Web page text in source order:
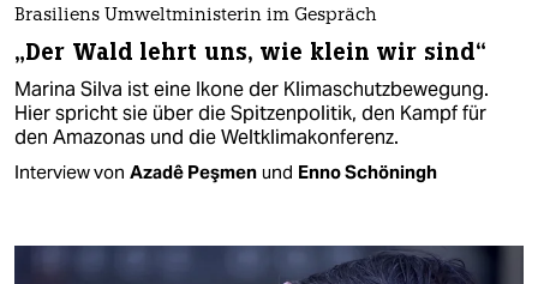
Brasiliens Umweltministerin im Gespräch
„Der Wald lehrt uns, wie klein wir sind“
Marina Silva ist eine Ikone der Klimaschutzbewegung.
Hier spricht sie über die Spitzenpolitik, den Kampf für
den Amazonas und die Weltklimakonferenz.
Interview von Azadê Peşmen und Enno Schöningh